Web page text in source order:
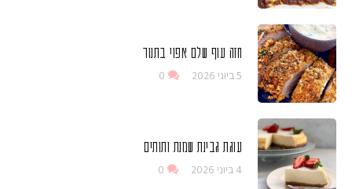
חזה עוף שלם אפוי בתנור
5 ביוני 2026 0
עוגת גבינת שמנת ותותים
4 ביוני 2026 0